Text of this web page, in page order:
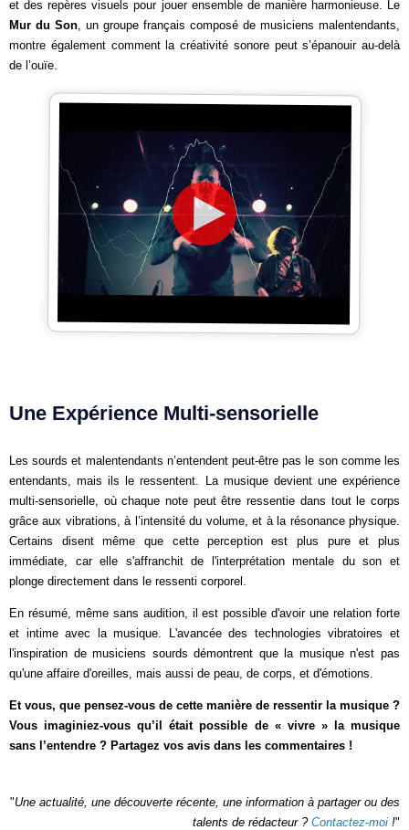
et des repères visuels pour jouer ensemble de manière harmonieuse. Le
Mur du Son , un groupe français composé de musiciens malentendants,
montre également comment la créativité sonore peut s’épanouir au-delà
de l’ouïe.
Une Expérience Multi-sensorielle
Les sourds et malentendants n’entendent peut-être pas le son comme les
entendants, mais ils le ressentent. La musique devient une expérience
multi-sensorielle, où chaque note peut être ressentie dans tout le corps
grâce aux vibrations, à l’intensité du volume, et à la résonance physique.
Certains disent même que cette perception est plus pure et plus
immédiate, car elle s'affranchit de l'interprétation mentale du son et
plonge directement dans le ressenti corporel.
En résumé, même sans audition, il est possible d'avoir une relation forte
et intime avec la musique. L'avancée des technologies vibratoires et
l'inspiration de musiciens sourds démontrent que la musique n'est pas
qu'une affaire d'oreilles, mais aussi de peau, de corps, et d'émotions.
Et vous, que pensez-vous de cette manière de ressentir la musique ?
Vous imaginiez-vous qu’il était possible de « vivre » la musique
sans l’entendre ? Partagez vos avis dans les commentaires !
"Une actualité, une découverte récente, une information à partager ou des
talents de rédacteur ? Contactez-moi !"